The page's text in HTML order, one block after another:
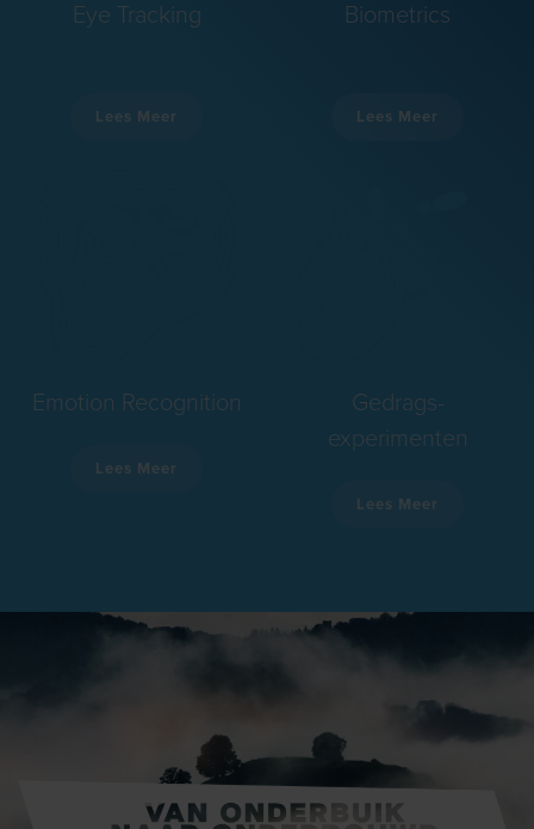
Eye Tracking
Lees Meer
Biometrics
Lees Meer
Emotion Recognition
Lees Meer
Gedrags-
experimenten
Lees Meer